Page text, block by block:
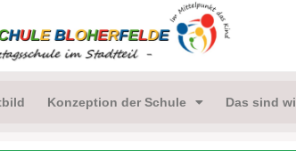
Konzeption der Schule Das sind